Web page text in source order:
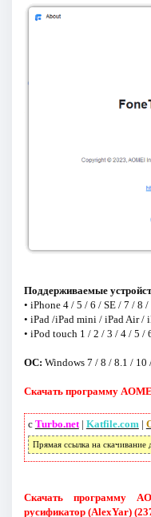
Поддерживаемые
• iPhone 4 / 5 / 6 / SE / 7 / 8
• iPad /iPad mini / iPad Air /
• iPod touch 1 / 2 / 3 / 4 / 5 /
ОС: Windows 7 / 8 / 8.1 /
Скачать программу
с Turbo.net| Katfile.com|
Прямая ссылка на скачивание
Скачать программу
русификатор (AlexYar)